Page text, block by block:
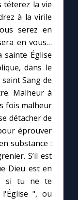
téterez la vie
à la virile
serez en
en vous…
sainte Église
dans le
Sang de
Malheur à
fois malheur
détacher de
éprouver
substance :
S’il est
Dieu est en
si tu ne te
", ou